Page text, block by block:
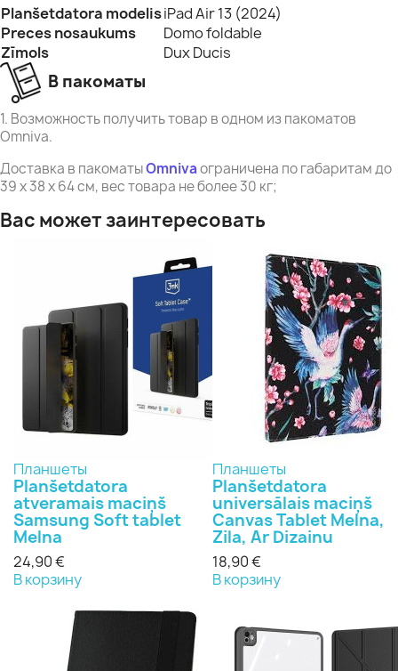
Planšetdatora modelisiPad Air 13 (2024)
Preces nosaukums
Domo foldable
Zīmols
Dux Ducis
В пакоматы
1. Возможность получить товар в одном из пакоматов
Omniva.
Доставка в пакоматыOmnivaограничена по габаритам до
39 x 38 x 64 см, вес товара не более 30 кг;
Вас может заинтересовать
Планшеты
Planšetdatora
atveramais maciņš
Samsung Soft tablet
Melna
24,90 €
В корзину
Планшеты
Planšetdatora
universālais maciņš
Canvas Tablet Melna,
Zila, Ar Dizainu
18,90 €
В корзину